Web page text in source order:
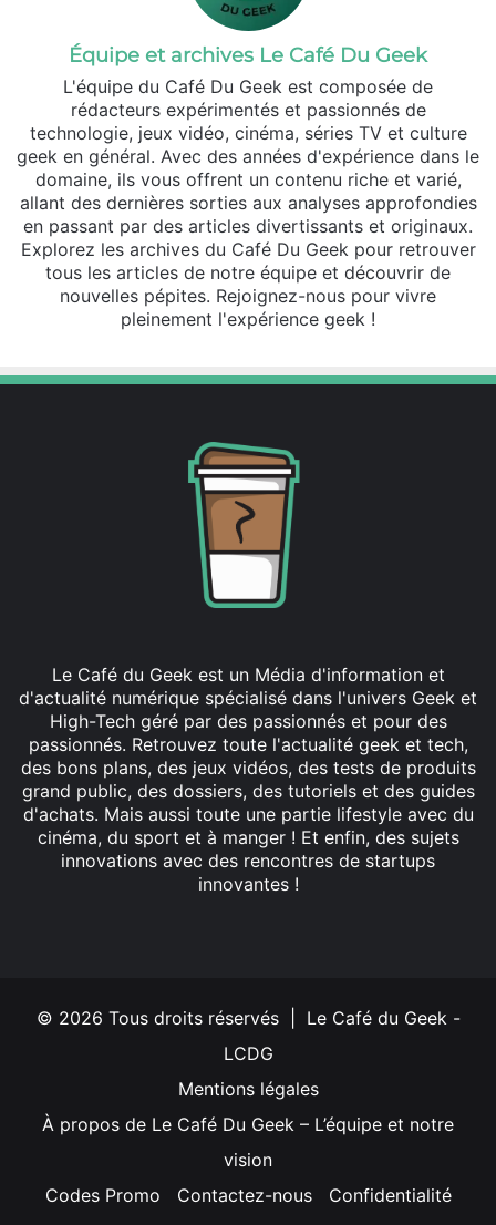
Équipe et archives Le Café Du Geek
L'équipe du Café Du Geek est composée de
rédacteurs expérimentés et passionnés de
technologie, jeux vidéo, cinéma, séries TV et culture
geek en général. Avec des années d'expérience dans le
domaine, ils vous offrent un contenu riche et varié,
allant des dernières sorties aux analyses approfondies
en passant par des articles divertissants et originaux.
Explorez les archives du Café Du Geek pour retrouver
tous les articles de notre équipe et découvrir de
nouvelles pépites. Rejoignez-nous pour vivre
pleinement l'expérience geek !
Le Café du Geek est un Média d'information et
d'actualité numérique spécialisé dans l'univers Geek et
High-Tech géré par des passionnés et pour des
passionnés. Retrouvez toute l'actualité geek et tech,
des bons plans, des jeux vidéos, des tests de produits
grand public, des dossiers, des tutoriels et des guides
d'achats. Mais aussi toute une partie lifestyle avec du
cinéma, du sport et à manger ! Et enfin, des sujets
innovations avec des rencontres de startups
innovantes !
© 2026 Tous droits réservés | Le Café du Geek -
LCDG
Mentions légales
À propos de Le Café Du Geek – L’équipe et notre
vision
Codes Promo
Contactez-nous Confidentialité